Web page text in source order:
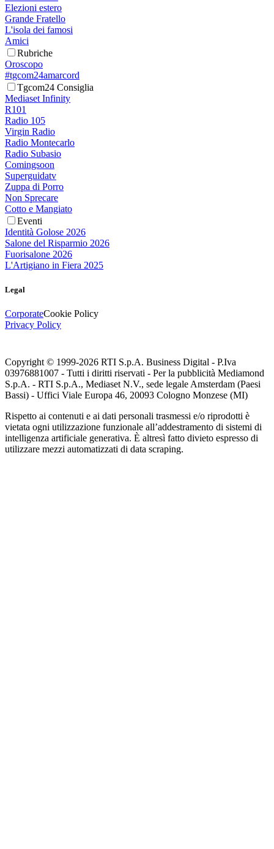
Elezioni estero
Grande Fratello
L'isola dei famosi
Amici
Rubriche
Oroscopo
#tgcom24amarcord
Tgcom24 Consiglia
Mediaset Infinity
R101
Radio 105
Virgin Radio
Radio Montecarlo
Radio Subasio
Comingsoon
Superguidatv
Zuppa di Porro
Non Sprecare
Cotto e Mangiato
Eventi
Identità Golose 2026
Salone del Risparmio 2026
Fuorisalone 2026
L'Artigiano in Fiera 2025
Legal
CorporateCookie Policy
Privacy Policy
Copyright © 1999-2026 RTI S.p.A. Business Digital - P.Iva
03976881007 - Tutti i diritti riservati - Per la pubblicità Mediamond
S.p.A. - RTI S.p.A., Mediaset N.V., sede legale Amsterdam (Paesi
Bassi) - Uffici Viale Europa 46, 20093 Cologno Monzese (MI)
Rispetto ai contenuti e ai dati personali trasmessi e/o riprodotti è
vietata ogni utilizzazione funzionale all’addestramento di sistemi di
intelligenza artificiale generativa. È altresì fatto divieto espresso di
utilizzare mezzi automatizzati di data scraping.